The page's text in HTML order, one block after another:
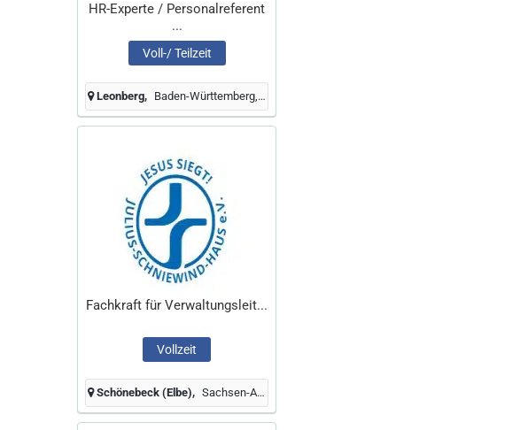
HR-Experte / Personalreferent
...
Voll-/ Teilzeit
Leonberg Baden-Württemberg, Deutschland
Fachkraft für Verwaltungsleit...
Vollzeit
Schönebeck (Elbe) Sachsen-Anhalt, Deutschland